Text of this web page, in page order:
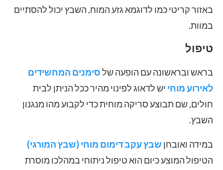
באזור קריטי כמו לדוגמא גזע המוח, השבץ יכול להסתיים
במוות.
טיפול
בראש ובראשונה עם הופעה שלסימנים המחשידים
לאירוע מוחי יש לדאוג לפינוי מהיר ככל הניתן לבית
חולים, שם תבוצע סריקה מוחית כדי לקבוע מהו מנגנון
השבץ.
במידה ואובחן שבץ עקב דימום מוחי (שבץ המורגי)
הטיפול המוצע כיום הוא טיפול ניתוחי במהלכו מוסרת